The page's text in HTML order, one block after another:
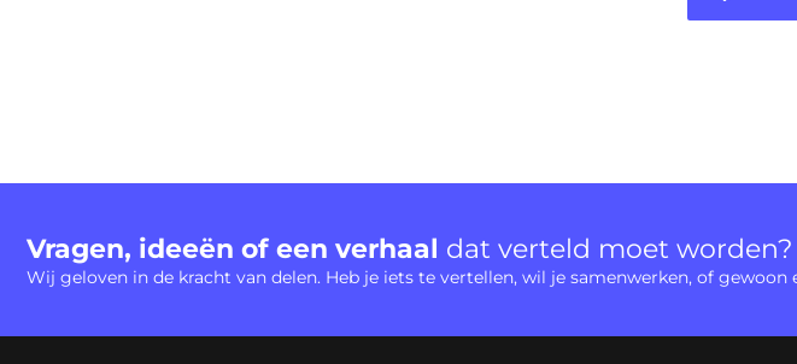
Vragen, ideeën of een verhaal dat verteld moet worden?
Wij geloven in de kracht van delen. Heb je iets te vertellen, wil je samenwerken, of gewoon